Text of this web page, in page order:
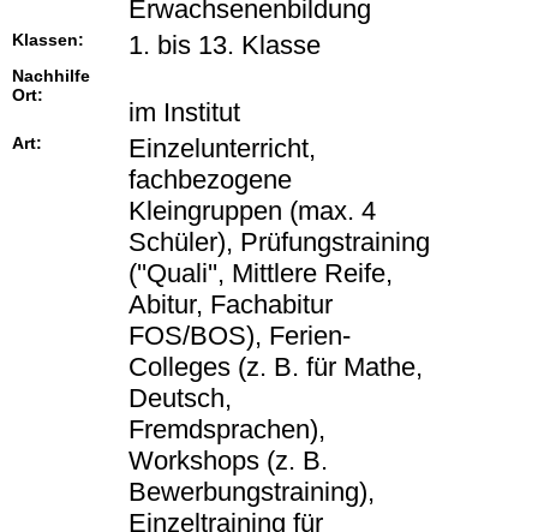
Erwachsenenbildung
Klassen: 1. bis 13. Klasse
Nachhilfe
Ort:
im Institut
Art:
Einzelunterricht,
fachbezogene
Kleingruppen (max. 4
Schüler), Prüfungstraining
(''Quali'', Mittlere Reife,
Abitur, Fachabitur
FOS/BOS), Ferien-
Colleges (z. B. für Mathe,
Deutsch,
Fremdsprachen),
Workshops (z. B.
Bewerbungstraining),
Einzeltraining für